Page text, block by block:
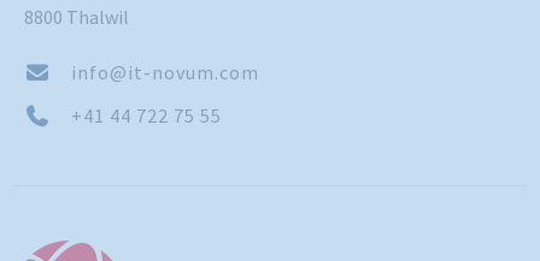
8800 Thalwil
info@it-novum.com
+41 44 722 75 55